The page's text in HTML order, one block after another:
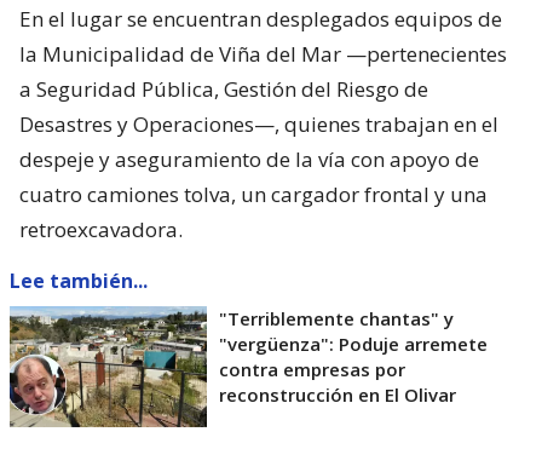
En el lugar se encuentran desplegados equipos de
la Municipalidad de Viña del Mar —pertenecientes
a Seguridad Pública, Gestión del Riesgo de
Desastres y Operaciones—, quienes trabajan en el
despeje y aseguramiento de la vía con apoyo de
cuatro camiones tolva, un cargador frontal y una
retroexcavadora.
Lee también...
"Terriblemente chantas" y
"vergüenza": Poduje arremete
contra empresas por
reconstrucción en El Olivar